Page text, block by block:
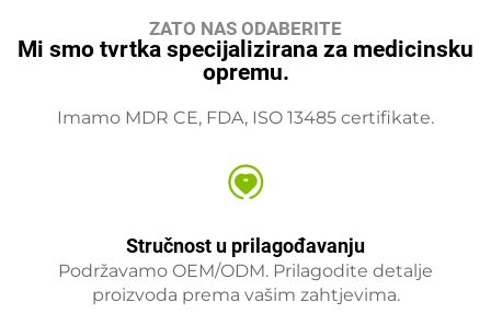
ZATO NAS ODABERITE
Mi smo tvrtka specijalizirana za medicinsku
opremu.
Imamo MDR CE, FDA, ISO 13485 certifikate.
Stručnost u prilagođavanju
Podržavamo OEM/ODM. Prilagodite detalje
proizvoda prema vašim zahtjevima.